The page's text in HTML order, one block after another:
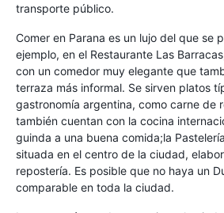
transporte público.
Comer en Parana es un lujo del que se
ejemplo, en el Restaurante Las
con un comedor muy elegante que
terraza más informal. Se sirven platos
gastronomía argentina, como carne de
también cuentan con la cocina
guinda a una buena comida;la
situada en el centro de la ciudad,
repostería. Es posible que no haya un
comparable en toda la ciudad.